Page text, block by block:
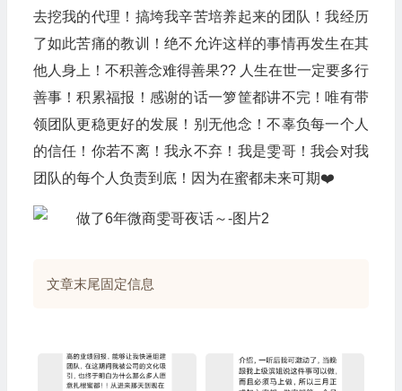
去挖我的代理！搞垮我辛苦培养起来的团队！我经历
了如此苦痛的教训！绝不允许这样的事情再发生在其
他人身上！不积善念难得善果?? 人生在世一定要多行
善事！积累福报！感谢的话一箩筐都讲不完！唯有带
领团队更稳更好的发展！别无他念！不辜负每一个人
的信任！你若不离！我永不弃！我是雯哥！我会对我
团队的每个人负责到底！因为在蜜都未来可期❤️
文章末尾固定信息